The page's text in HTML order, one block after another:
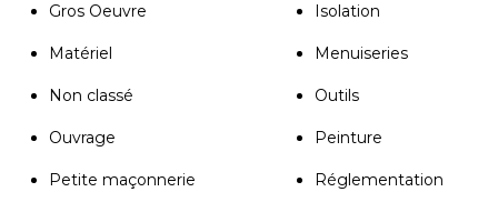
Gros Oeuvre Isolation
Matériel Menuiseries
Non classé Outils
Ouvrage Peinture
Petite maçonnerie Réglementation